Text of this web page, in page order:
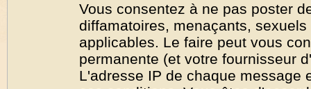
Vous consentez à ne pas poster
diffamatoires, menaçants,
applicables. Le faire peut vous
permanente (et votre fournisseur
L'adresse IP de chaque message